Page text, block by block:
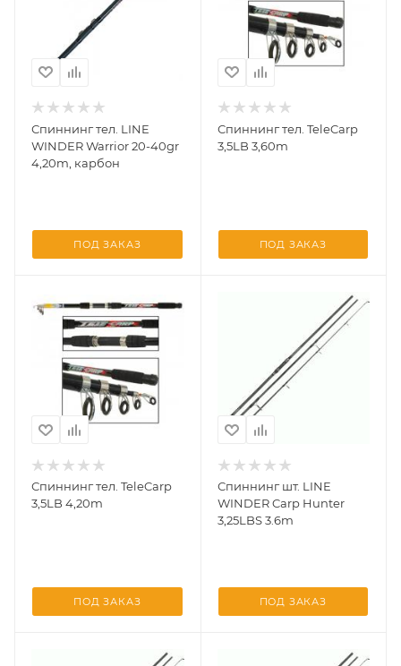
Спиннинг тел. LINE
WINDER Warrior 20-40gr
4,20m, карбон
ПОД ЗАКАЗ
Спиннинг тел. TeleCarp
3,5LB 3,60m
ПОД ЗАКАЗ
Спиннинг тел. TeleCarp
3,5LB 4,20m
ПОД ЗАКАЗ
Спиннинг шт. LINE
WINDER Carp Hunter
3,25LBS 3.6m
ПОД ЗАКАЗ